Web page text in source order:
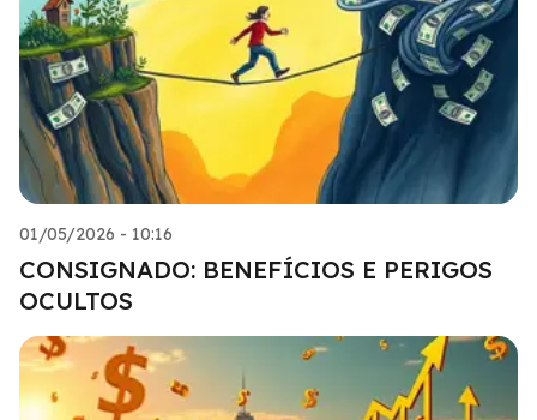
01/05/2026 - 10:16
CONSIGNADO: BENEFÍCIOS E PERIGOS
OCULTOS